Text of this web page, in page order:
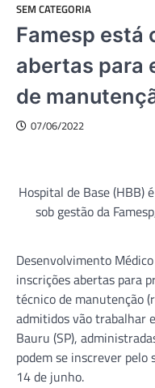
SEM CATEGORIA
Famesp está
abertas para
de
07/06/2022
Hospital de Base (HBB)
sob gestão da
Desenvolvimento
inscrições abertas para
técnico de manutenção
admitidos vão trabalhar
Bauru (SP),
podem se inscrever pelo
14 de junho.